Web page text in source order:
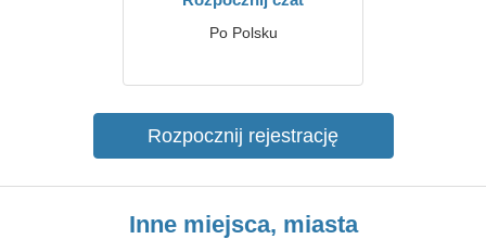
Po Polsku
Rozpocznij rejestrację
Inne miejsca, miasta